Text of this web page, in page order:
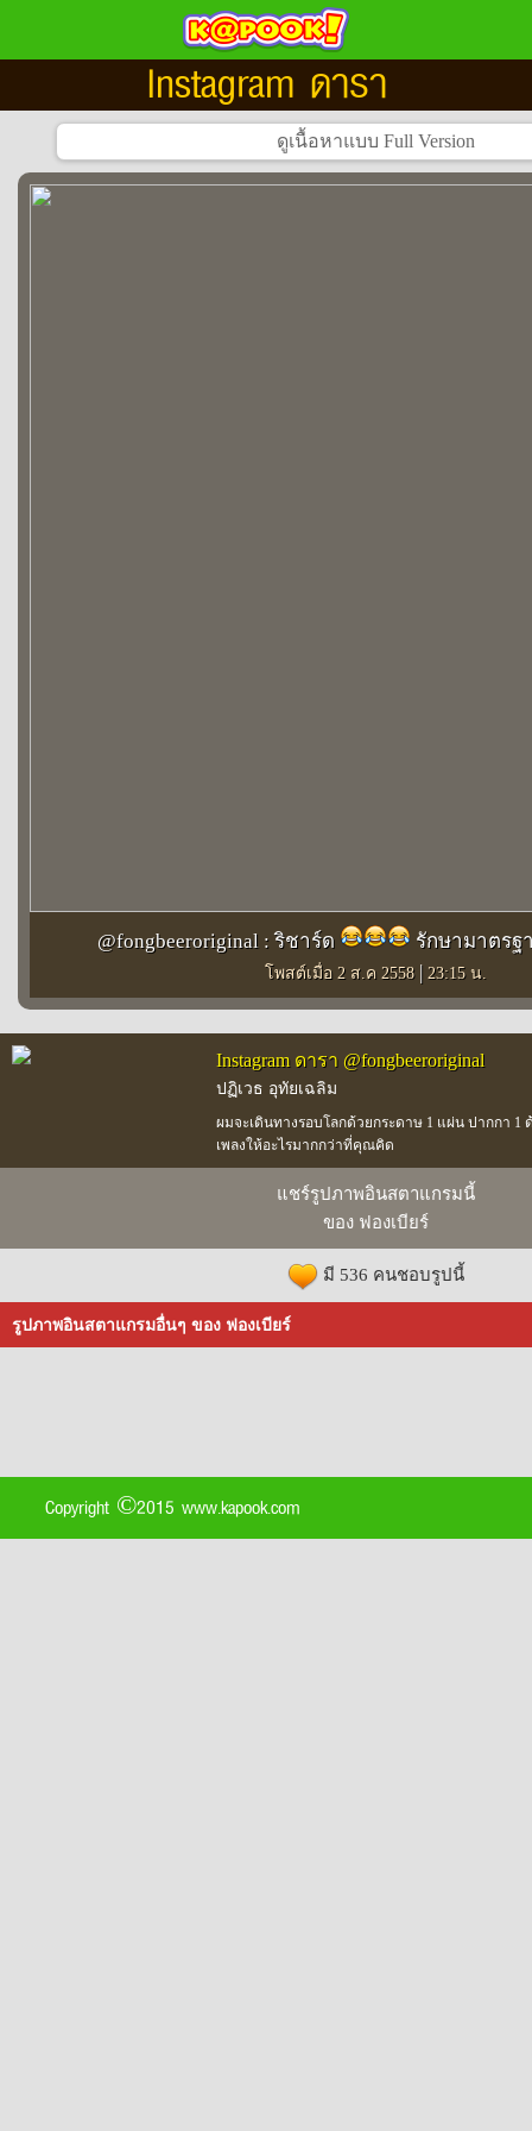
Instagram ดารา
@fongbeeroriginal : ริชาร์ด รักษามาตรฐ
โพสต์เมื่อ 2 ส.ค 2558 | 23:15 น.
Instagram ดารา @fongbeeroriginal
ปฏิเวธ อุทัยเฉลิม
ผมจะเดินทางรอบโลกด้วยกระดาษ 1 แผ่น ปากกา 1
เพลงให้อะไรมากกว่าที่คุณคิด
แชร์รูปภาพอินสตาแกรมนี้
ของ ฟองเบียร์
มี 536 คนชอบรูปนี้
รูปภาพอินสตาแกรมอื่นๆ ของ ฟองเบียร์
Copyright ©2015 www.kapook.com